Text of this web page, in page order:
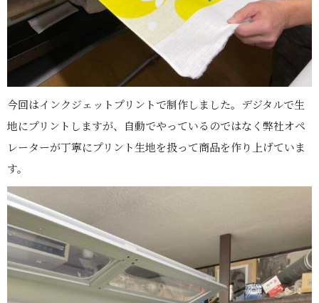
今回はインクジェットプリントで制作しました。デジタルで生
地にプリントしますが、自動でやっているのではなく弊社オペ
レーターが丁寧にプリント生地を扱って商品を作り上げていま
す。